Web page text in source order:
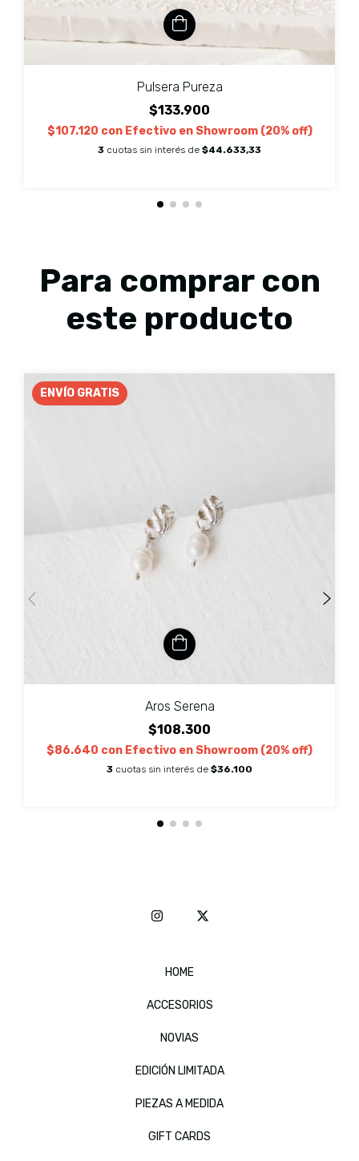
Pulsera Pureza
$133.900
$107.120 con Efectivo en Showroom (20% off)
3 cuotas sin interés de $44.633,33
Para comprar con
este producto
ENVÍO GRATIS
Aros Serena
$108.300
$86.640 con Efectivo en Showroom (20% off)
3 cuotas sin interés de $36.100
HOME
ACCESORIOS
NOVIAS
EDICIÓN LIMITADA
PIEZAS A MEDIDA
GIFT CARDS